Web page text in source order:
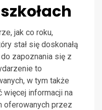
jak co roku,
stał się doskonałą
zapoznania się z
to
w tym także
informacji na
oferowanych przez